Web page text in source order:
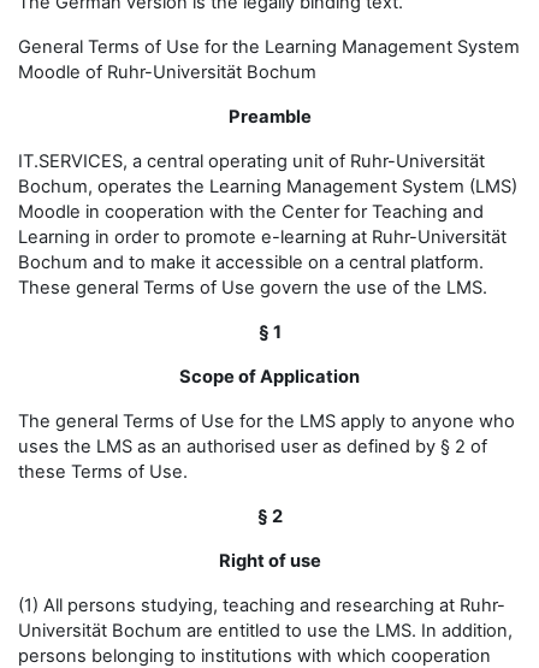
General Terms of Use for the Learning Management System
Moodle of Ruhr-Universität Bochum
Preamble
IT.SERVICES, a central operating unit of Ruhr-Universität
Bochum, operates the Learning Management System (LMS)
Moodle in cooperation with the Center for Teaching and
Learning in order to promote e-learning at Ruhr-Universität
Bochum and to make it accessible on a central platform.
These general Terms of Use govern the use of the LMS.
§ 1
Scope of Application
The general Terms of Use for the LMS apply to anyone who
uses the LMS as an authorised user as defined by § 2 of
these Terms of Use.
§ 2
Right of use
(1) All persons studying, teaching and researching at Ruhr-
Universität Bochum are entitled to use the LMS. In addition,
persons belonging to institutions with which cooperation